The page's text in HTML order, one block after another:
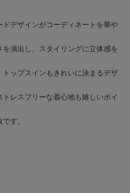
ドデザインがコーディネートを華や
を演出し、スタイリングに立体感を
トップスインもきれいに決まるデザ
レスフリーな着心地も嬉しいポイ
す。